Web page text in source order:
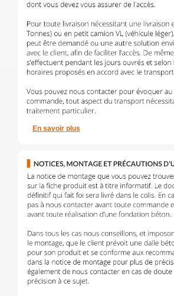
En savoir plus